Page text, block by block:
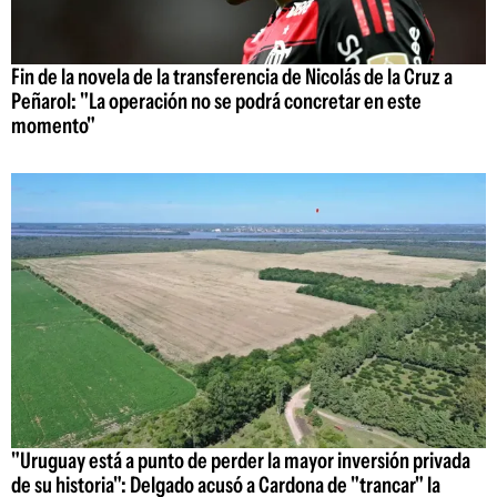
Fin de la novela de la transferencia de Nicolás de la Cruz a
Peñarol: "La operación no se podrá concretar en este
momento"
"Uruguay está a punto de perder la mayor inversión privada
de su historia": Delgado acusó a Cardona de "trancar" la